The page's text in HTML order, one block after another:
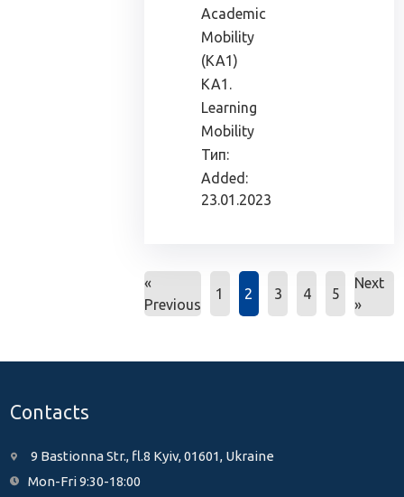
Academic
Mobility
(KA1)
KA1.
Learning
Mobility
Тип:
Added:
23.01.2023
«
Previous
1 2 3 4 5
Next
»
Contacts
9 Bastionna Str., fl.8 Kyiv, 01601, Ukraine
Mon-Fri 9:30-18:00